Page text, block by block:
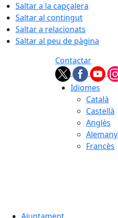
Saltar a la capçalera
Saltar al contingut
Saltar a relacionats
Saltar al peu de pàgina
Contactar
Idiomes
Català
Castellà
Anglès
Alemany
Francès